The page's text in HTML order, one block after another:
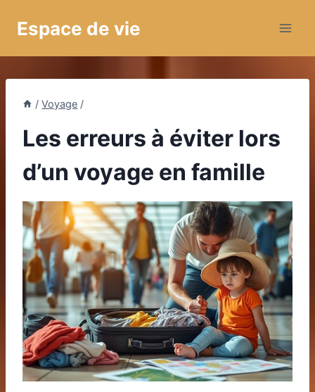
Espace de vie
/ Voyage /
Les erreurs à éviter lors
d’un voyage en famille